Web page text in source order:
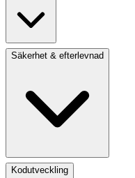
Säkerhet & efterlevnad
Kodutveckling